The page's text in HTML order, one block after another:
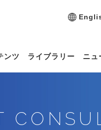
ンツ ライブラリー ニュ